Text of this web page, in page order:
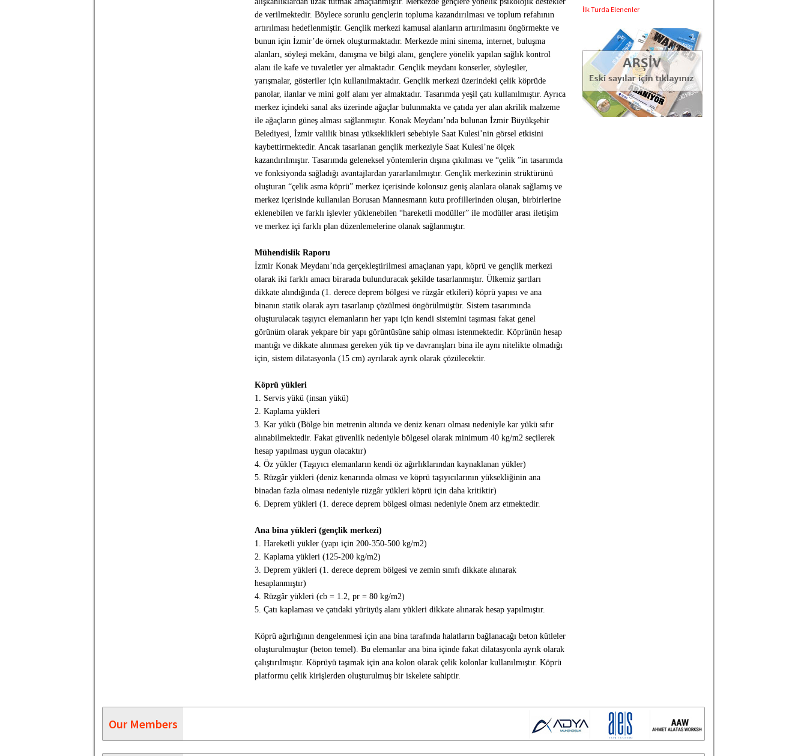
de verilmektedir. Böylece sorunlu gençlerin topluma kazandırılması ve toplum refahının
artırılması hedeflenmiştir. Gençlik merkezi kamusal alanların artırılmasını öngörmekte ve
bunun için İzmir’de örnek oluşturmaktadır. Merkezde mini sinema, internet, buluşma
alanları, söyleşi mekânı, danışma ve bilgi alanı, gençlere yönelik yapılan sağlık kontrol
alanı ile kafe ve tuvaletler yer almaktadır. Gençlik meydanı konserler, söyleşiler,
yarışmalar, gösteriler için kullanılmaktadır. Gençlik merkezi üzerindeki çelik köprüde
panolar, ilanlar ve mini golf alanı yer almaktadır. Tasarımda yeşil çatı kullanılmıştır. Ayrıca
merkez içindeki sanal aks üzerinde ağaçlar bulunmakta ve çatıda yer alan akrilik malzeme
ile ağaçların güneş alması sağlanmıştır. Konak Meydanı’nda bulunan İzmir Büyükşehir
Belediyesi, İzmir valilik binası yükseklikleri sebebiyle Saat Kulesi’nin görsel etkisini
kaybettirmektedir. Ancak tasarlanan gençlik merkeziyle Saat Kulesi’ne ölçek
kazandırılmıştır. Tasarımda geleneksel yöntemlerin dışına çıkılması ve “çelik ”in tasarımda
ve fonksiyonda sağladığı avantajlardan yararlanılmıştır. Gençlik merkezinin strüktürünü
oluşturan “çelik asma köprü” merkez içerisinde kolonsuz geniş alanlara olanak sağlamış ve
merkez içerisinde kullanılan Borusan Mannesmann kutu profillerinden oluşan, birbirlerine
eklenebilen ve farklı işlevler yüklenebilen “hareketli modüller” ile modüller arası iletişim
ve merkez içi farklı plan düzenlemelerine olanak sağlanmıştır.
Mühendislik Raporu
İzmir Konak Meydanı’nda gerçekleştirilmesi amaçlanan yapı, köprü ve gençlik merkezi
olarak iki farklı amacı birarada bulunduracak şekilde tasarlanmıştır. Ülkemiz şartları
dikkate alındığında (1. derece deprem bölgesi ve rüzgâr etkileri) köprü yapısı ve ana
binanın statik olarak ayrı tasarlanıp çözülmesi öngörülmüştür. Sistem tasarımında
oluşturulacak taşıyıcı elemanların her yapı için kendi sistemini taşıması fakat genel
görünüm olarak yekpare bir yapı görüntüsüne sahip olması istenmektedir. Köprünün hesap
mantığı ve dikkate alınması gereken yük tip ve davranışları bina ile aynı nitelikte olmadığı
için, sistem dilatasyonla (15 cm) ayrılarak ayrık olarak çözülecektir.
Köprü yükleri
1. Servis yükü (insan yükü)
2. Kaplama yükleri
3. Kar yükü (Bölge bin metrenin altında ve deniz kenarı olması nedeniyle kar yükü sıfır
alınabilmektedir. Fakat güvenlik nedeniyle bölgesel olarak minimum 40 kg/m2 seçilerek
hesap yapılması uygun olacaktır)
4. Öz yükler (Taşıyıcı elemanların kendi öz ağırlıklarından kaynaklanan yükler)
5. Rüzgâr yükleri (deniz kenarında olması ve köprü taşıyıcılarının yüksekliğinin ana
binadan fazla olması nedeniyle rüzgâr yükleri köprü için daha kritiktir)
6. Deprem yükleri (1. derece deprem bölgesi olması nedeniyle önem arz etmektedir.
Ana bina yükleri (gençlik merkezi)
1. Hareketli yükler (yapı için 200-350-500 kg/m2)
2. Kaplama yükleri (125-200 kg/m2)
3. Deprem yükleri (1. derece deprem bölgesi ve zemin sınıfı dikkate alınarak
hesaplanmıştır)
4. Rüzgâr yükleri (cb = 1.2, pr = 80 kg/m2)
5. Çatı kaplaması ve çatıdaki yürüyüş alanı yükleri dikkate alınarak hesap yapılmıştır.
Köprü ağırlığının dengelenmesi için ana bina tarafında halatların bağlanacağı beton kütleler
oluşturulmuştur (beton temel). Bu elemanlar ana bina içinde fakat dilatasyonla ayrık olarak
çalıştırılmıştır. Köprüyü taşımak için ana kolon olarak çelik kolonlar kullanılmıştır. Köprü
platformu çelik kirişlerden oluşturulmuş bir iskelete sahiptir.
İlk Turda Elenenler
Our Members